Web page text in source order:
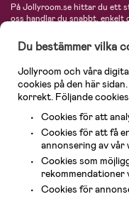
På Jollyroom.se hittar du ett
oss handlar du snabbt, enkelt
hos oss. I vårt sortiment
baby, produkter för mamman,
varumärken så som Britax,
KidKraft, Ergobaby, Philips
Välkommen in och kika runt i
Du bestämmer vilka
Jollyroom och våra
cookies på den här
korrekt. Följande
Cookies för att
Cookies för att få
annonsering av vår
Cookies som
rekommendationer
Cookies för